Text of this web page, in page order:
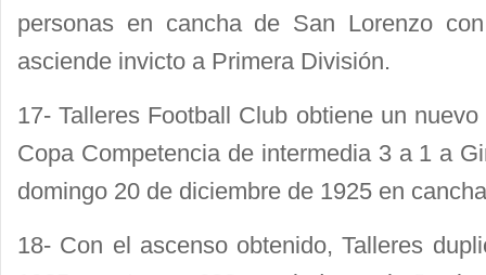
personas en cancha de San Lorenzo
asciende invicto a Primera División.
17- Talleres Football Club obtiene un
Copa Competencia de intermedia 3 a 1 a
domingo 20 de diciembre de 1925 en
18- Con el ascenso obtenido, Talleres